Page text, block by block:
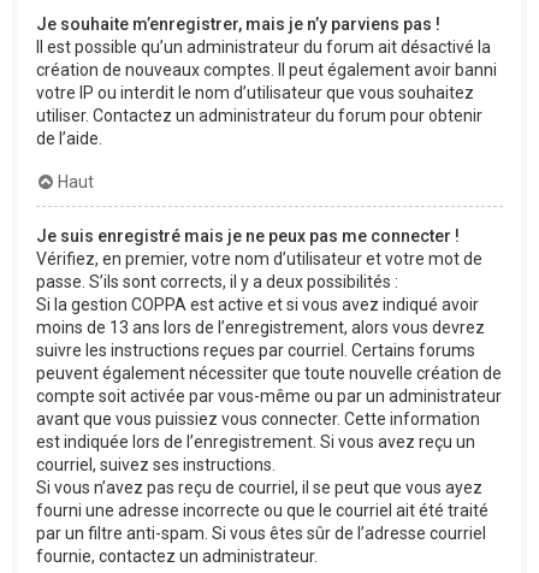
Je souhaite m’enregistrer, mais je n’y parviens pas !
Il est possible qu’un administrateur du forum ait désactivé la
création de nouveaux comptes. Il peut également avoir banni
votre IP ou interdit le nom d’utilisateur que vous souhaitez
utiliser. Contactez un administrateur du forum pour obtenir
de l’aide.
Haut
Je suis enregistré mais je ne peux pas me connecter !
Vérifiez, en premier, votre nom d’utilisateur et votre mot de
passe. S’ils sont corrects, il y a deux possibilités :
Si la gestion COPPA est active et si vous avez indiqué avoir
moins de 13 ans lors de l’enregistrement, alors vous devrez
suivre les instructions reçues par courriel. Certains forums
peuvent également nécessiter que toute nouvelle création de
compte soit activée par vous-même ou par un administrateur
avant que vous puissiez vous connecter. Cette information
est indiquée lors de l’enregistrement. Si vous avez reçu un
courriel, suivez ses instructions.
Si vous n’avez pas reçu de courriel, il se peut que vous ayez
fourni une adresse incorrecte ou que le courriel ait été traité
par un filtre anti-spam. Si vous êtes sûr de l’adresse courriel
fournie, contactez un administrateur.